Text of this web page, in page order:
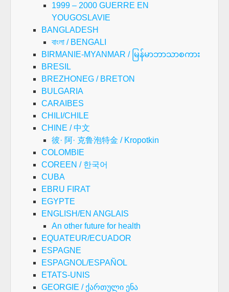
1999 – 2000 GUERRE EN
YOUGOSLAVIE
BANGLADESH
বাংলা / BENGALI
BIRMANIE-MYANMAR / မြန်မာဘာသာစကား
BRESIL
BREZHONEG / BRETON
BULGARIA
CARAIBES
CHILI/CHILE
CHINE / 中文
彼· 阿· 克鲁泡特金 / Kropotkin
COLOMBIE
COREEN / 한국어
CUBA
EBRU FIRAT
EGYPTE
ENGLISH/EN ANGLAIS
An other future for health
EQUATEUR/ECUADOR
ESPAGNE
ESPAGNOL/ESPAÑOL
ETATS-UNIS
GEORGIE / ქართული ენა